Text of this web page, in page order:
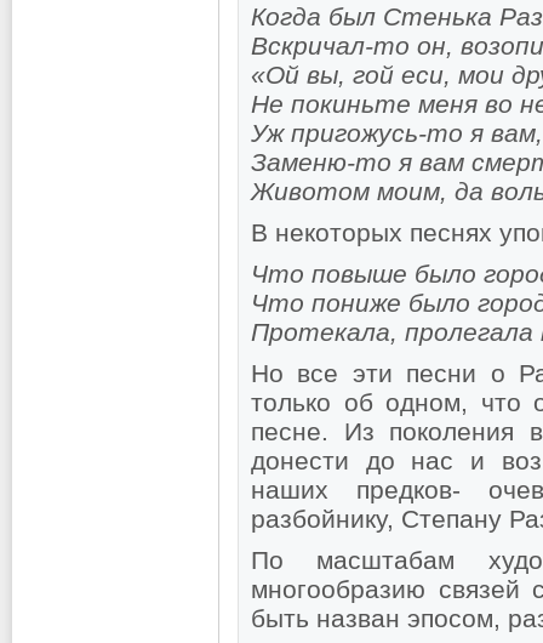
Когда был Стенька
Вскричал-то он,
«Ой вы, гой еси, мои
Не покиньте меня во
Уж пригожусь-то я
Заменю-то я вам
Животом моим, да
В некоторых песнях
Что повыше было
Что пониже было
Протекала,
Но все эти песни о
только об одном, что
песне. Из поколения
донести до нас и
наших предков-
разбойнику, Степану
По масштабам
многообразию связей
быть назван эпосом,